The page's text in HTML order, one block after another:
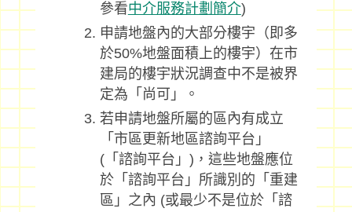
參看中介服務計劃簡介)
申請地盤內的大部分樓宇（即多
於50%地盤面積上的樓宇）在市
建局的樓宇狀況調查中不是被界
定為「尚可」。
若申請地盤所屬的區內有成立
「市區更新地區諮詢平台」
(「諮詢平台」)，這些地盤應位
於「諮詢平台」所識別的「重建
區」之內 (或最少不是位於「諮